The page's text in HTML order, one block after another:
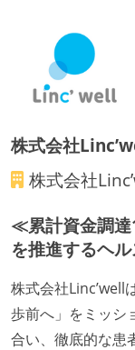
コードによ
Code）の環
オープンな情
KPI などチー
ドキュメント
レッジの共有
取り組みをし
大規模サービ
大規模テーブ
ド以上）
株式会社
株式会社
≪累計資金調
を推進するヘ
株式会社Linc’well
歩前へ」をミッシ
合い、徹底的な患